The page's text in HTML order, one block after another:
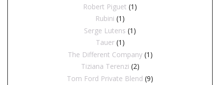
Robert Piguet (1)
Rubini (1)
Serge Lutens (1)
Tauer (1)
The Different Company (1)
Tiziana Terenzi (2)
Tom Ford Private Blend (9)